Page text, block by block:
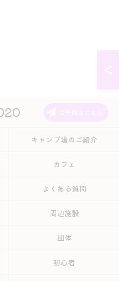
キャンプ場のご紹介
カフェ
よくある質問
周辺施設
団体
初心者